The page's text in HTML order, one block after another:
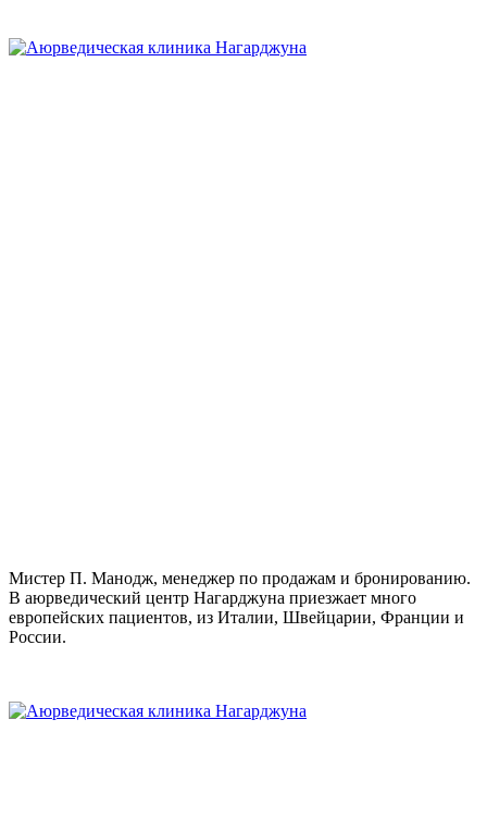
Мистер П. Манодж, менеджер по продажам и бронированию.
В аюрведический центр Нагарджуна приезжает много
европейских пациентов, из Италии, Швейцарии, Франции и
России.